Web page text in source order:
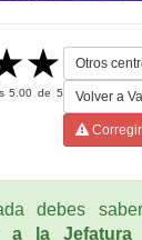
5.00 de5
Otros
Volver a
debes
a la Jefatura